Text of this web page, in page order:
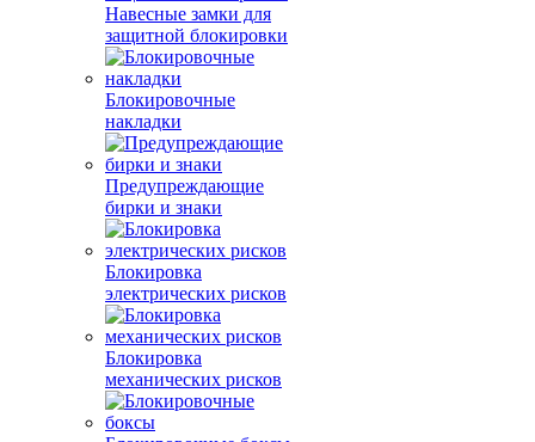
Навесные замки для
защитной блокировки
Блокировочные
накладки
Предупреждающие
бирки и знаки
Блокировка
электрических рисков
Блокировка
механических рисков